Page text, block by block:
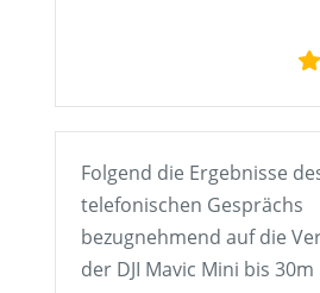
Folgend die Ergebnisse
telefonischen Gesprächs
bezugnehmend auf die
der DJI Mavic Mini bis